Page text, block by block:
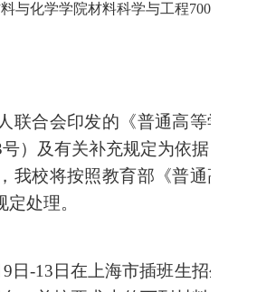
与化学学院材料科学与工程700020
联合会印发的《普通高等学校招
）及有关补充规定为依据，考生
我校将按照教育部《普通高等学
处理。
日-13日在上海市插班生招生统一